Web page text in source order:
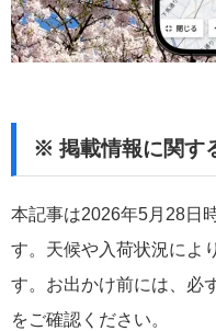
※ 掲載情報に関す
本記事は2026年5月28日
す。天候や入荷状況によ
す。お出かけ前には、必
をご確認ください。